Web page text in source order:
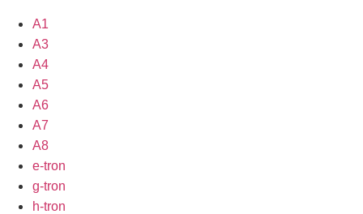
A1
A3
A4
A5
A6
A7
A8
e-tron
g-tron
h-tron